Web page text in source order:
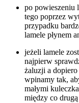
po powieszeniu
tego poprzez
przypadku
lamele płynem
jeżeli lamele
najpierw
żaluzji a
wpinamy tak,
małymi
między co